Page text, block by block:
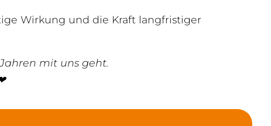
Wirkung und die Kraft langfristiger
mit uns geht.